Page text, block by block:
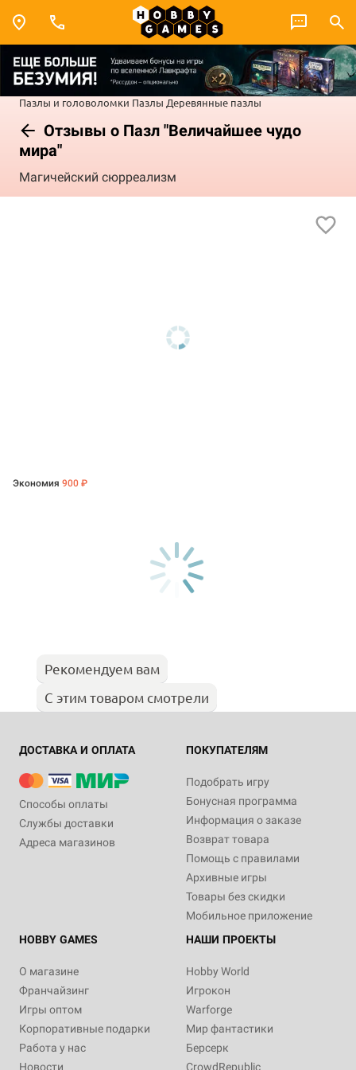
Пазлы и головоломки Пазлы Деревянные пазлы
Отзывы о Пазл "Величайшее чудо
мира"
Магичейский сюрреализм
Экономия 900 ₽
Рекомендуем вам
С этим товаром смотрели
ДОСТАВКА И ОПЛАТА
Способы оплаты
Службы доставки
Адреса магазинов
ПОКУПАТЕЛЯМ
Подобрать игру
Бонусная программа
Информация о заказе
Возврат товара
Помощь с правилами
Архивные игры
Товары без скидки
Мобильное приложение
HOBBY GAMES
О магазине
Франчайзинг
Игры оптом
Корпоративные подарки
Работа у нас
Новости
НАШИ ПРОЕКТЫ
Hobby World
Игрокон
Warforge
Мир фантастики
Берсерк
CrowdRepublic